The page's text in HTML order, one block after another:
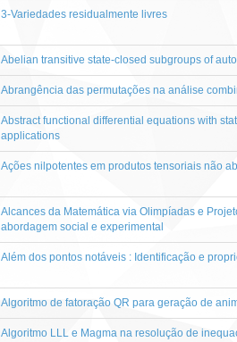
3-Variedades residualmente livres
Abelian transitive state-closed subgroups of
Abrangência das permutações na análise
Abstract functional differential equations with
applications
Ações nilpotentes em produtos tensoriais não
Alcances da Matemática via Olimpíadas e
abordagem social e experimental
Além dos pontos notáveis : Identificação e
Algoritmo de fatoração QR para geração de
Algoritmo LLL e Magma na resolução de